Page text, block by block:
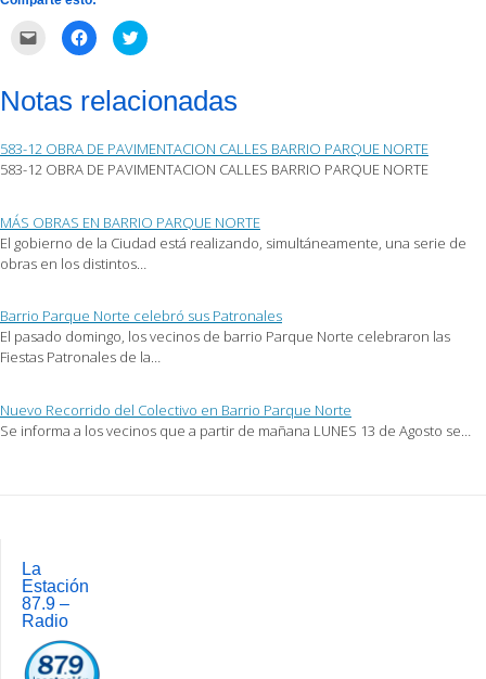
correo
electrónico
amigo
(Se
abre
ventana
nueva)
Haz
clic
Facebook
(Se
una
ventana
nueva)
Haz
clic
en
Twitter
(Se
una
ventana
nueva)
Notas relacionadas
583-12 OBRA DE PAVIMENTACION CALLES BARRIO PARQUE NORTE
583-12 OBRA DE PAVIMENTACION CALLES BARRIO PARQUE NORTE
MÁS OBRAS EN BARRIO PARQUE NORTE
El gobierno de la Ciudad está realizando, simultáneamente, una serie de
obras en los distintos…
Barrio Parque Norte celebró sus Patronales
El pasado domingo, los vecinos de barrio Parque Norte celebraron las
Fiestas Patronales de la…
Nuevo Recorrido del Colectivo en Barrio Parque Norte
Se informa a los vecinos que a partir de mañana LUNES 13 de Agosto se…
navigation
La
Estación
87.9 –
Radio